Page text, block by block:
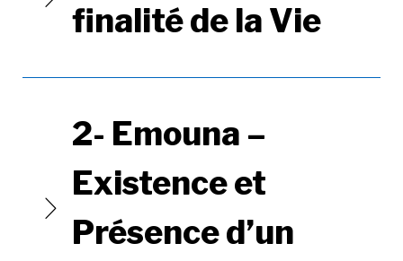
finalité de la Vie
2- Emouna –
Existence et
Présence d’un